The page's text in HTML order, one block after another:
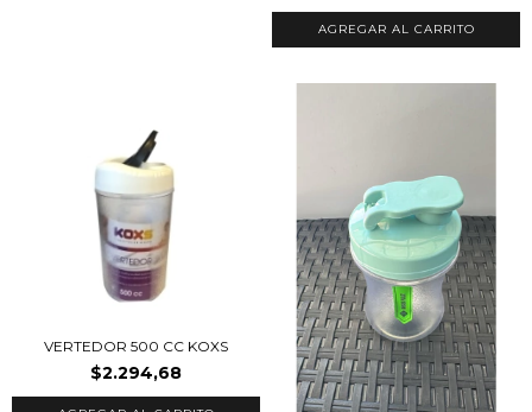
VERTEDOR 500 CC KOXS
$2.294,68